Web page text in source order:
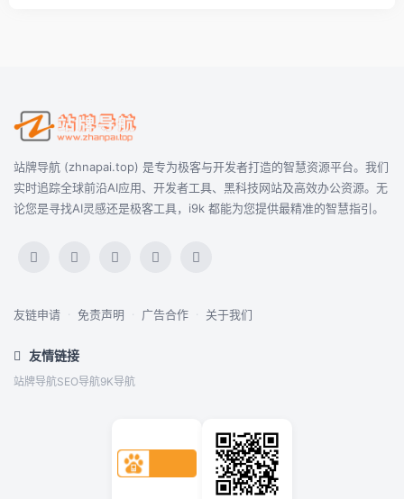
站牌导航 (zhnapai.top) 是专为极客与开发者打造的智慧资源平台。我们
实时追踪全球前沿AI应用、开发者工具、黑科技网站及高效办公资源。无
论您是寻找AI灵感还是极客工具，i9k 都能为您提供最精准的智慧指引。
友链申请 · 免责声明 · 广告合作 · 关于我们
友情链接
站牌导航SEO导航9K导航